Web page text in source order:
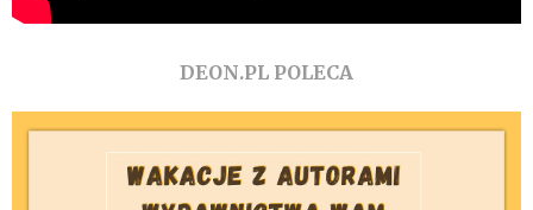
DEON.PL POLECA